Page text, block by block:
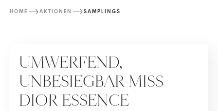
HOME AKTIONEN SAMPLINGS
UMWERFEND,
UNBESIEGBAR MISS
DIOR ESSENCE